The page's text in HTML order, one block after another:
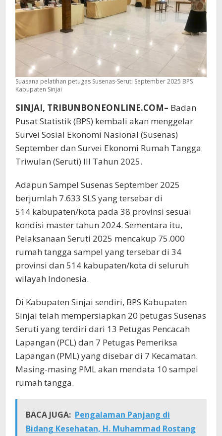
Suasana pelatihan petugas Susenas-Seruti September 2025 BPS
Kabupaten Sinjai
SINJAI, TRIBUNBONEONLINE.COM– Badan
Pusat Statistik (BPS) kembali akan menggelar
Survei Sosial Ekonomi Nasional (Susenas)
September dan Survei Ekonomi Rumah Tangga
Triwulan (Seruti) III Tahun 2025.
Adapun Sampel Susenas September 2025
berjumlah 7.633 SLS yang tersebar di
514 kabupaten/kota pada 38 provinsi sesuai
kondisi master tahun 2024. Sementara itu,
Pelaksanaan Seruti 2025 mencakup 75.000
rumah tangga sampel yang tersebar di 34
provinsi dan 514 kabupaten/kota di seluruh
wilayah Indonesia.
Di Kabupaten Sinjai sendiri, BPS Kabupaten
Sinjai telah mempersiapkan 20 petugas Susenas
Seruti yang terdiri dari 13 Petugas Pencacah
Lapangan (PCL) dan 7 Petugas Pemeriksa
Lapangan (PML) yang disebar di 7 Kecamatan.
Masing-masing PML akan mendata 10 sampel
rumah tangga.
BACA JUGA: Pengalaman Panjang di
Bidang Kesehatan, H. Muhammad Rostang